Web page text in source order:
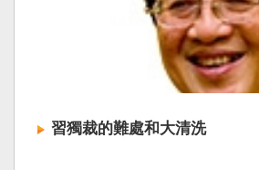
習獨裁的難處和大清洗